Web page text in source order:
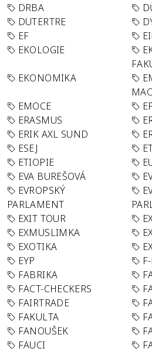
DRBA
DUTERTRE
EF
EKOLOGIE
EKONOMIKA
EMOCE
ERASMUS
ERIK AXL SUND
ESEJ
ETIOPIE
EVA BUREŠOVÁ
EVROPSKÝ
PARLAMENT
EXIT TOUR
EXMUSLIMKA
EXOTIKA
EYP
FABRIKA
FACT-CHECKERS
FAIRTRADE
FAKULTA
FANOUŠEK
FAUCI